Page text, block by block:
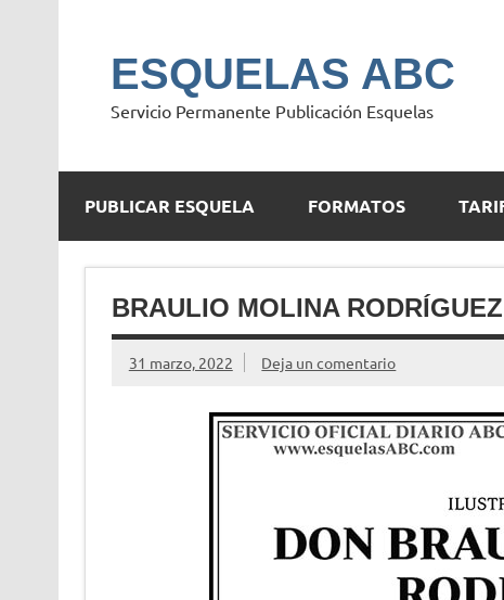
ESQUELAS ABC
Servicio Permanente Publicación Esquelas
PUBLICAR ESQUELA FORMATOS
BRAULIO MOLINA RODRÍGUEZ
31 marzo, 2022 Deja un comentario